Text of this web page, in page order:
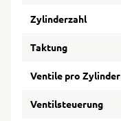
Zylinderzahl
Taktung
Ventile pro Zylinder
Ventilsteuerung